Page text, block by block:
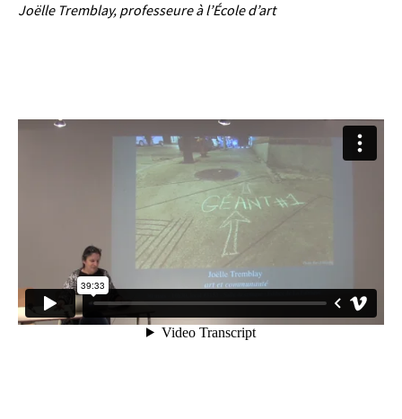
Joëlle Tremblay, professeure à l’École d’art